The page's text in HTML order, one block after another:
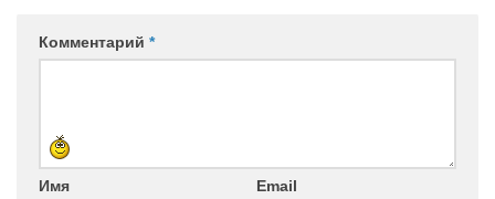
Комментарий *
Имя Email